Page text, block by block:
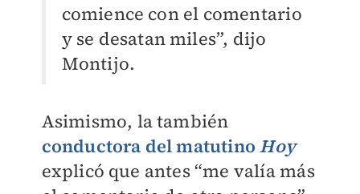
comience con el comentario
y se desatan miles”, dijo
Montijo.
Asimismo, la también
conductora del matutino Hoy
explicó que antes “me valía más